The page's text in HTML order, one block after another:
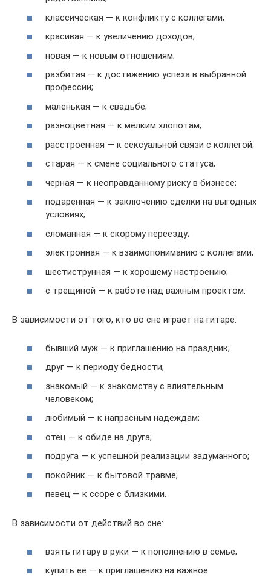
классическая — к конфликту с коллегами;
красивая — к увеличению доходов;
новая — к новым отношениям;
разбитая — к достижению успеха в выбранной
профессии;
маленькая — к свадьбе;
разноцветная — к мелким хлопотам;
расстроенная — к сексуальной связи с коллегой;
старая — к смене социального статуса;
черная — к неоправданному риску в бизнесе;
подаренная — к заключению сделки на выгодных
условиях;
сломанная — к скорому переезду;
электронная — к взаимопониманию с коллегами;
шестиструнная — к хорошему настроению;
с трещиной — к работе над важным проектом.
В зависимости от того, кто во сне играет на гитаре:
бывший муж — к приглашению на праздник;
друг — к периоду бедности;
знакомый — к знакомству с влиятельным
человеком;
любимый — к напрасным надеждам;
отец — к обиде на друга;
подруга — к успешной реализации задуманного;
покойник — к бытовой травме;
певец — к ссоре с близкими.
В зависимости от действий во сне:
взять гитару в руки — к пополнению в семье;
купить её — к приглашению на важное